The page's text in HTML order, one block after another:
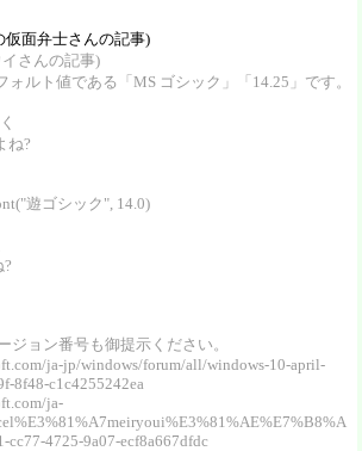
仮面弁士さんの記事)
さんの記事)
ルト値である「MS ゴシック」「14.25」です。
ね?
遊ゴシック", 14.0)
ジョン番号も御提示ください。
ja-jp/windows/forum/all/windows-10-april-
8f48-c1c4255242ea
ja-
4725-9a07-ecf8a667dfdc